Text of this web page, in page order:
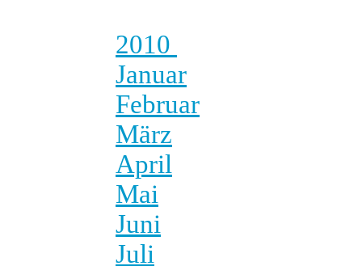
2010
Januar
Februar
März
April
Mai
Juni
Juli